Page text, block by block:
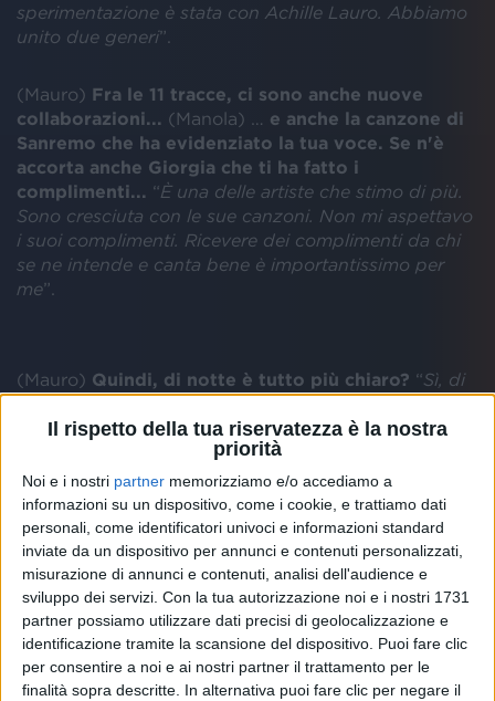
Il rispetto della tua riservatezza è la nostra
priorità
Noi e i nostri partner memorizziamo e/o accediamo a
informazioni su un dispositivo, come i cookie, e trattiamo dati
personali, come identificatori univoci e informazioni standard
inviate da un dispositivo per annunci e contenuti personalizzati,
misurazione di annunci e contenuti, analisi dell'audience e
sviluppo dei servizi. Con la tua autorizzazione noi e i nostri 1731
partner possiamo utilizzare dati precisi di geolocalizzazione e
identificazione tramite la scansione del dispositivo. Puoi fare clic
per consentire a noi e ai nostri partner il trattamento per le
finalità sopra descritte. In alternativa puoi fare clic per negare il
sperimentazione è stata con Achille Lauro. Abbiamo
unito due generi”.
(Mauro) Fra le 11 tracce, ci sono anche nuove
collaborazioni... (Manola) … e anche la canzone di
Sanremo che ha evidenziato la tua voce. Se n'è
accorta anche Giorgia che ti ha fatto i
complimenti... “È una delle artiste che stimo di più.
Sono cresciuta con le sue canzoni. Non mi aspettavo
i suoi complimenti. Ricevere dei complimenti da chi
se ne intende e canta bene è importantissimo per
me”.
(Mauro) Quindi, di notte è tutto più chiaro? “Sì, di
Molti colleghi dicono che di notte si scrive di
“Assolutamente. Pensate anche a un
appuntamento, non lo dai di giorno, ma di sera
(Mauro) Capita spesso anche a me di pensare di
notte...“I pensieri di notte sono più limpidi. Pensi a
cose che non hai risolto durante il giorno”.
(Manola)“Le nostre anime di notte” è speciale: è
stata la 2 millesima canzone del Festival di
Sanremo... “Mi hanno detto che passerà alla storia ”.